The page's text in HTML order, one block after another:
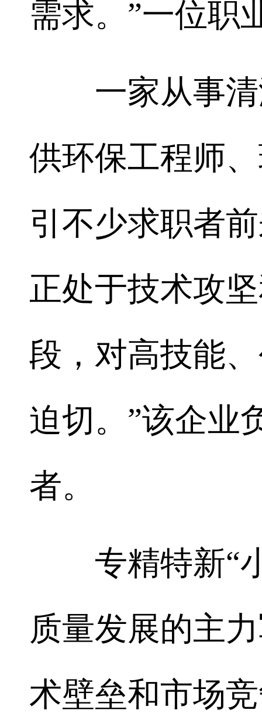
需求。”一位职
一家从事清
供环保工程师
引不少求职者
正处于技术攻
段，对高技能
迫切。”该企业
者。
专精特新“小
质量发展的主
术壁垒和市场